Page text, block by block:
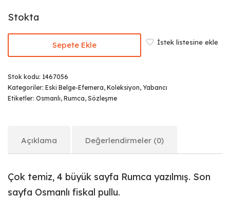
Stokta
Sepete Ekle İstek listesine ekle
Stok kodu: 1467056
Kategoriler: Eski Belge-Efemera, Koleksiyon, Yabancı
Etiketler: Osmanlı, Rumca, Sözleşme
Açıklama Değerlendirmeler (0)
Çok temiz, 4 büyük sayfa Rumca yazılmış. Son
sayfa Osmanlı fiskal pullu.